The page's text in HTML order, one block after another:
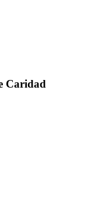
Caridad